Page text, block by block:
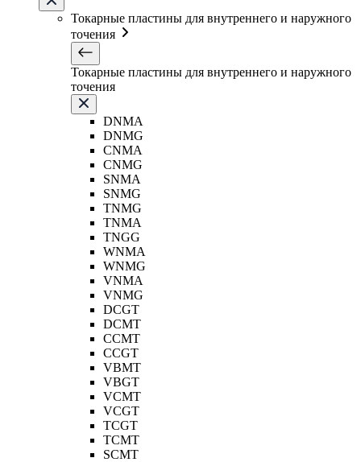
Токарные пластины для внутреннего и наружного
точения
Токарные пластины для внутреннего и наружного
точения
DNMA
DNMG
CNMA
CNMG
SNMA
SNMG
TNMG
TNMA
TNGG
WNMA
WNMG
VNMA
VNMG
DCGT
DCMT
CCMT
CCGT
VBMT
VBGT
VCMT
VCGT
TCGT
TCMT
SCMT